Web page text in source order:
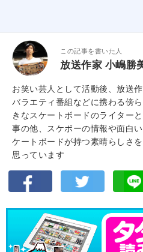
この記事を書いた人
放送作家 小嶋勝
お笑い芸人として活動後、放送
バラエティ番組などに携わる傍
きなスケートボードのライター
事の他、スケボーの情報や面白
ケートボードが持つ素晴らしさ
思っています